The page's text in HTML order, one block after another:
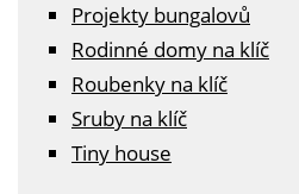
Projekty bungalovů
Rodinné domy na klíč
Roubenky na klíč
Sruby na klíč
Tiny house